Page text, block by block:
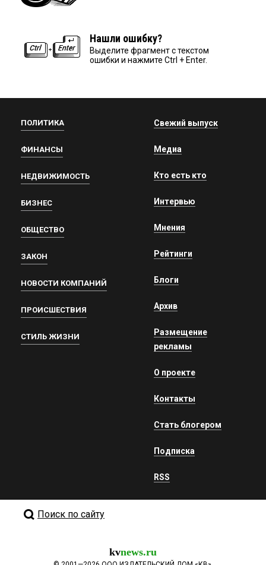
Нашли ошибку?
Выделите фрагмент с текстом
ошибки и нажмите Ctrl + Enter.
ПОЛИТИКА
ФИНАНСЫ
НЕДВИЖИМОСТЬ
БИЗНЕС
ОБЩЕСТВО
ЗАКОН
НОВОСТИ КОМПАНИЙ
ПРОИСШЕСТВИЯ
СТИЛЬ ЖИЗНИ
Свежий выпуск
Медиа
Кто есть кто
Интервью
Мнения
Рейтинги
Блоги
Архив
Размещение
рекламы
О проекте
Контакты
Стать блогером
Подписка
RSS
Поиск по сайту
kvnews.ru